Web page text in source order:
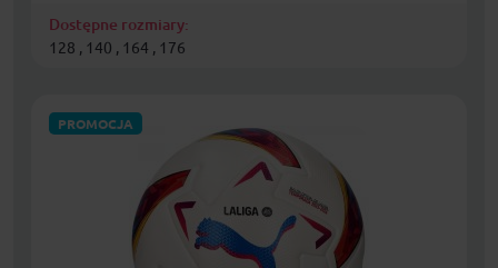
Dostępne rozmiary:
128 , 140 , 164 , 176
PROMOCJA